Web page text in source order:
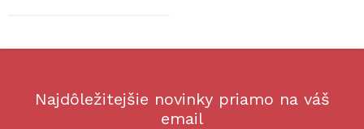
Najdôležitejšie novinky priamo na váš
email